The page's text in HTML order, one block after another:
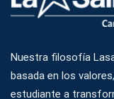
Nuestra filosofía
basada en los
estudiante a